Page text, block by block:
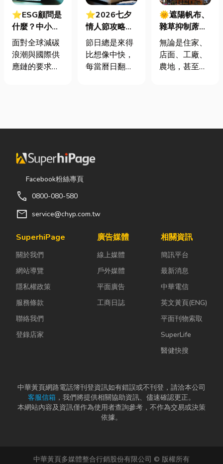
⭐ESG顧問是
什麼？中小企
業挑選四大永
續顧問服務的
實用指南
面對全球減碳
浪潮與國際供
應鏈的要求，
要求提供「碳
「永續報告
書」。這讓不
少傳產老闆感
底 ESG 永續是
什麼？我們公
真的需要找
嗎？」 其
實，...
⭐2026七夕
情人節攻略！
七夕送什麼不
踩雷？限定甜
點哪裡買？台
節日總是來得
比想像中快，
每當曆日翻到
候？」、「七
麼？」。相較
色彩與儀式
著生活節奏加
因工作繁忙而
忘記節日，或
是苦惱於「七
🌞遮陽帆布、
雜草抑制蓆怎
麼選？一次了
解帆布的多元
用途，打造舒
無論是住家、
店面、工廠、
農地，甚至是
塵之下，都會
雨季，又得擔
或物品受損。
這時候，一塊
品質良...
Facebook粉絲專頁
call 0800-080-580
mail service@chyp.com.tw
SuperhiPage
關於我們
網站導覽
隱私權政策
服務條款
聯絡我們
登錄店家
廣告媒體
線上媒體
戶外媒體
平面廣告
工商日誌
相關資訊
簡訊平台
最新消息
中華電信
英文黃頁(ENG)
平面刊物索取
SuperLife
醫健快搜
中華黃頁網路電話簿刊登資訊如有錯誤或不刊登，請洽本公司
客服信箱 ，我們將提供相關協助資訊、儘速確認更正。
本網站內容及資訊僅作為使用者查詢參考，不作為交易或決策
依據。
中華黃頁多媒體整合行銷股份有限公司 © 版權所有